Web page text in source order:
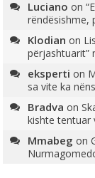
Luciano on
rëndësishme,
Klodian on
përjashtuarit”
eksperti on
sa vite ka
Bradva on
kishte tentuar
Mmabeg on